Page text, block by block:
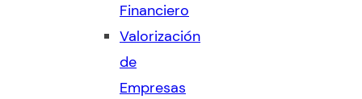
Financiero
Valorización
de
Empresas